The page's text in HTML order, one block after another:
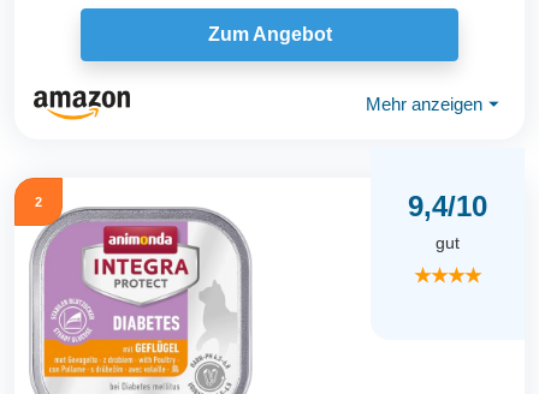
Zum Angebot
Mehr anzeigen ⏷
2 9,4/10
gut
★★★★